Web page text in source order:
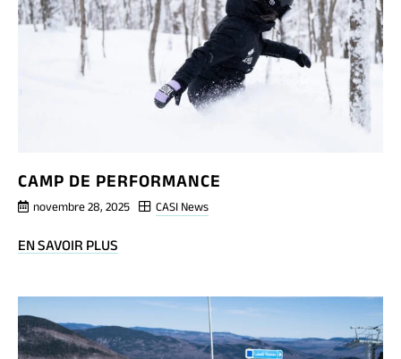
?
CAMP DE PERFORMANCE
novembre 28, 2025 CASI News
EN SAVOIR PLUS
PERFORMANCE